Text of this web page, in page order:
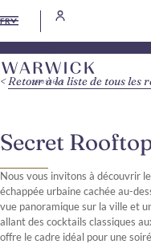
FR
Secret
Nous vous invitons à découvrir
échappée urbaine cachée au-
vue panoramique sur la ville et
allant des cocktails classiques
offre le cadre idéal pour une
Retour à la liste de tous les